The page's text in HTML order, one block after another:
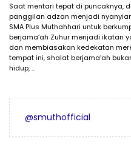
Saat mentari tepat di puncaknya,
panggilan adzan menjadi
SMA Plus Muthahhari untuk
berjama’ah Zuhur menjadi ikatan
dan membiasakan kedekatan
tempat ini, shalat berjama’ah
hidup, …
@smuthofficial